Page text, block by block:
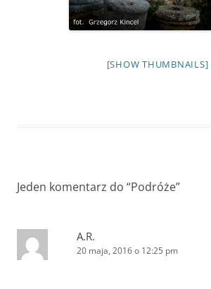
[SHOW THUMBNAILS]
Jeden komentarz do “Podróże”
A.R.
20 maja, 2016 o 12:25 pm